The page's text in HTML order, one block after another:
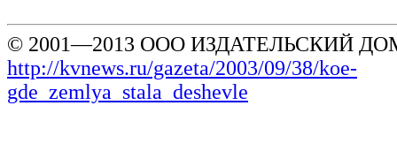
© 2001—2013 ООО ИЗДАТЕЛЬСКИЙ
http://kvnews.ru/gazeta/2003/09/38/koe-
gde_zemlya_stala_deshevle